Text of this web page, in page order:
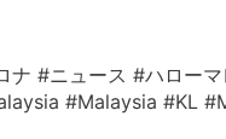
ナ #ニュース #ハロー
#Malaysia #KL